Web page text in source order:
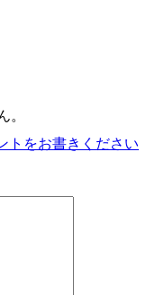
。
トをお書きください